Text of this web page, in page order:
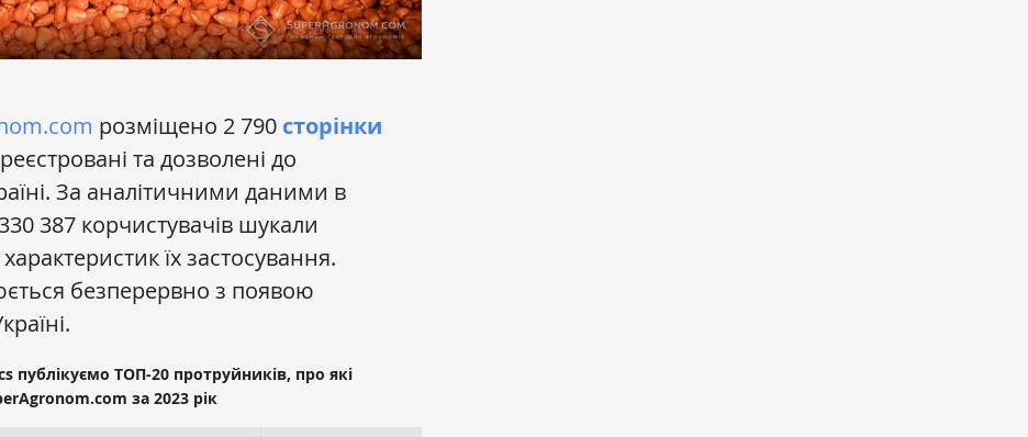
розміщено 2 790 сторінки
та дозволені до
За аналітичними даними в
387 корчистувачів шукали
їх застосування.
безперервно з появою
публікуємо ТОП-20 протруйників, про які
за 2023 рік